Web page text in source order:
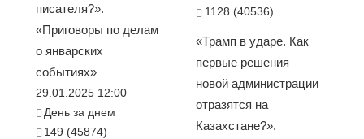
писателя?».
«Приговоры по делам
о январских
событиях»
29.01.2025 12:00
День за днем
149 (45874)
1128 (40536)
«Трамп в ударе. Как
первые решения
новой администрации
отразятся на
Казахстане?».